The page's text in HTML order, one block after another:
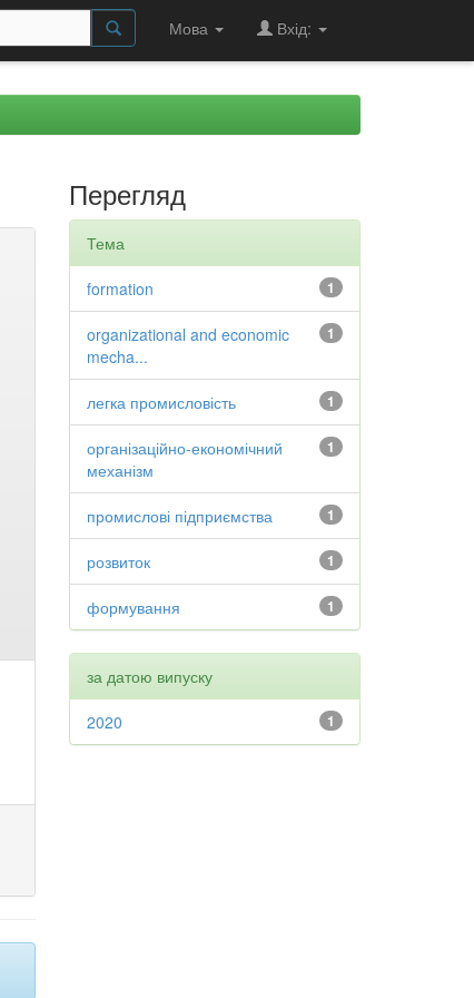
Мова Вхід:
Перегляд
Тема
1
formation
1
organizational and economic
mecha...
1
легка промисловість
1
організаційно-економічний
механізм
1
промислові підприємства
1
розвиток
1
формування
за датою випуску
1
2020